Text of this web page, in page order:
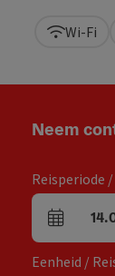
Wi-Fi
Neem
Reisperiode
Velden
Eenheid /